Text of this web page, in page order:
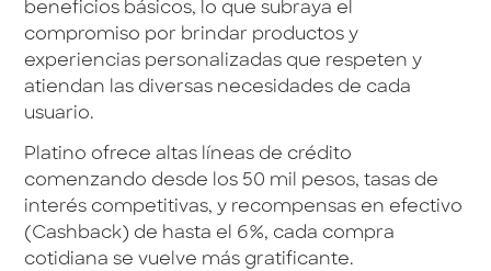
beneficios básicos, lo que subraya el
compromiso por brindar productos y
experiencias personalizadas que respeten y
atiendan las diversas necesidades de cada
usuario.
Platino ofrece altas líneas de crédito
comenzando desde los 50 mil pesos, tasas de
interés competitivas, y recompensas en efectivo
(Cashback) de hasta el 6%, cada compra
cotidiana se vuelve más gratificante.